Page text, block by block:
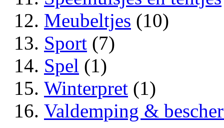
Meubeltjes (10)
Sport (7)
Spel (1)
Winterpret (1)
Valdemping &